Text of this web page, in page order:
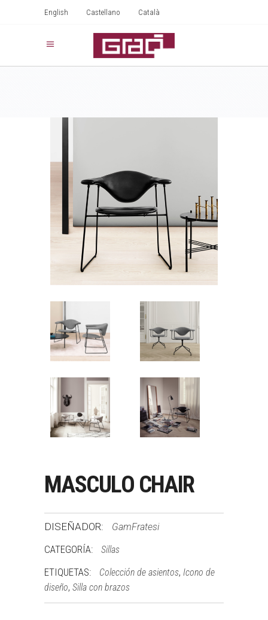
English Castellano Català
MASCULO CHAIR
DISEÑADOR: GamFratesi
CATEGORÍA: Sillas
ETIQUETAS: Colección de asientos, Icono de
diseño, Silla con brazos